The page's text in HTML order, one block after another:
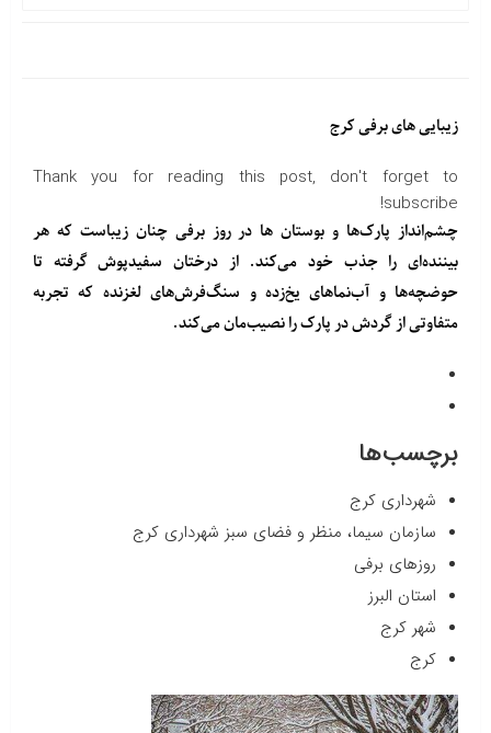
زیبایی های برفی کرج
Thank you for reading this post, don't forget to
subscribe!
چشم‌انداز پارک‌ها و بوستان ها در روز برفی چنان زیباست که هر
بیننده‌ای را جذب خود می‌کند. از درختان سفیدپوش گرفته تا
حوضچه‌ها و آب‌نماهای یخ‌زده و سنگ‌فرش‌های لغزنده که تجربه
متفاوتی از گردش در پارک را نصیب‌مان می‌کند.
برچسب‌ها
شهرداری کرج
سازمان سیما، منظر و فضای سبز شهرداری کرج
روزهای برفی
استان البرز
شهر کرج
کرج